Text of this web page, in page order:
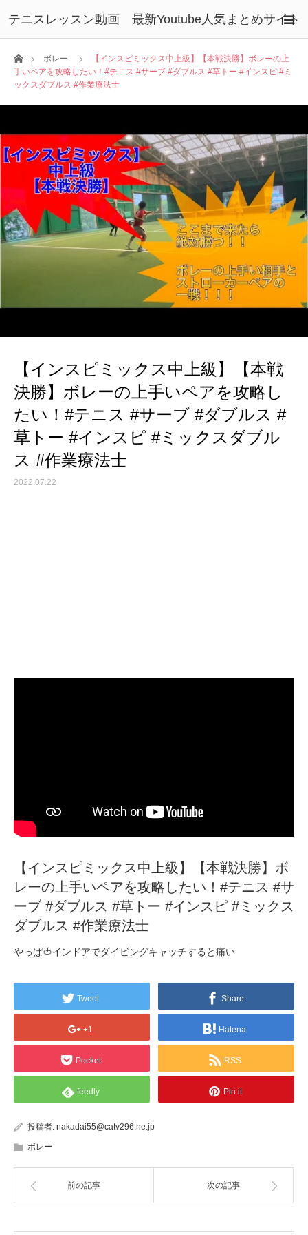
テニスレッスン動画 最新Youtube人気まとめサイト
ホームボレー
【インスピミックス中上級】【本戦決勝】ボレーの上
手いペアを攻略したい！#テニス #サーブ #ダブルス #草トー #インスピ #ミ
ックスダブルス #作業療法士
【インスピミックス中上級】【本戦
決勝】ボレーの上手いペアを攻略し
たい！#テニス #サーブ #ダブルス #
草トー #インスピ #ミックスダブル
ス #作業療法士
2022.07.22
【インスピミックス中上級】【本戦決勝】ボ
レーの上手いペアを攻略したい！#テニス #サ
ーブ #ダブルス #草トー #インスピ #ミックス
ダブルス #作業療法士
やっぱ🍅インドアでダイビングキャッチすると痛い
Tweet Share
+1 Hatena
Pocket RSS
feedly Pin it
投稿者: nakadai55@catv296.ne.jp
ボレー
前の記事 次の記事